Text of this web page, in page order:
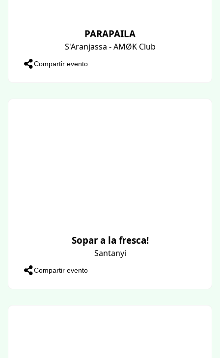
PARAPAILA
S'Aranjassa - AMØK Club
Compartir evento
Sopar a la fresca!
Santanyi
Compartir evento